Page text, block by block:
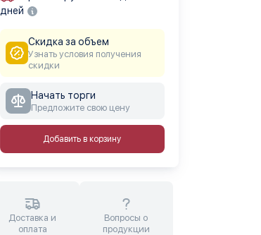
дней
Скидка за объем
Узнать условия получения
скидки
Начать торги
Предложите свою цену
Добавить в корзину
Доставка и
оплата
Вопросы о
продукции